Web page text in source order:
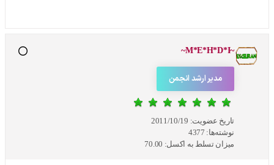
~M*E*H*D*I~
مدیر ارشد انجمن
تاریخ عضویت: 2011/10/19
نوشته‌ها: 4377
میزان تسلط به اکسل: 70.00